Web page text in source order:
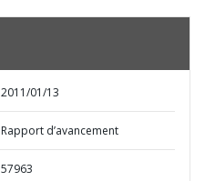
2011/01/13
Rapport d’avancement
57963